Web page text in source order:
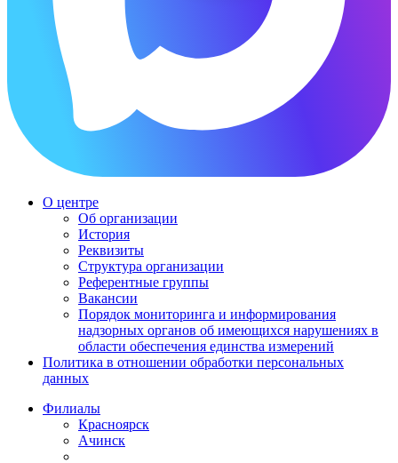
О центре
Об организации
История
Реквизиты
Структура организации
Референтные группы
Вакансии
Порядок мониторинга и информирования
надзорных органов об имеющихся нарушениях в
области обеспечения единства измерений
Политика в отношении обработки персональных
данных
Филиалы
Красноярск
Ачинск